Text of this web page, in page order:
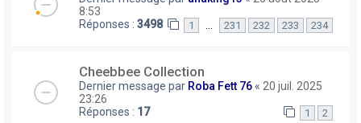
8:53
Réponses : 3498 1 231 232 233 234
Cheebbee Collection
Dernier message par Roba Fett 76 « 20 juil. 2025
23:26
Réponses : 17 1 2